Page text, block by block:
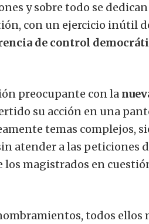
y sobre todo se dedican
con un ejercicio inútil
de control
preocupante con la
su acción en una
temas complejos,
atender a las peticiones
magistrados en
todos